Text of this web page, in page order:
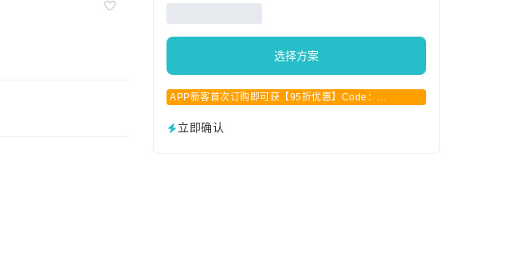
选择方案
APP新客首次订购即可获【95折优惠】Code：
立即确认